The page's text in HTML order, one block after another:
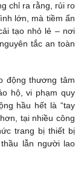
chỉ ra rằng, rủi ro
lớn, mà tiềm ẩn
tạo nhỏ lẻ – nơi
tắc an toàn
động thương tâm
hộ, vi phạm quy
hầu hết là “tay
tại nhiều công
trang bị thiết bị
lẫn người lao